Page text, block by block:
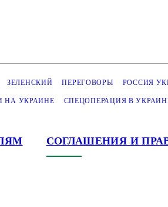
ЗЕЛЕНСКИЙ ПЕРЕГОВОРЫ РОССИЯ
НА УКРАИНЕ СПЕЦОПЕРАЦИЯ В
СОГЛАШЕНИЯ И